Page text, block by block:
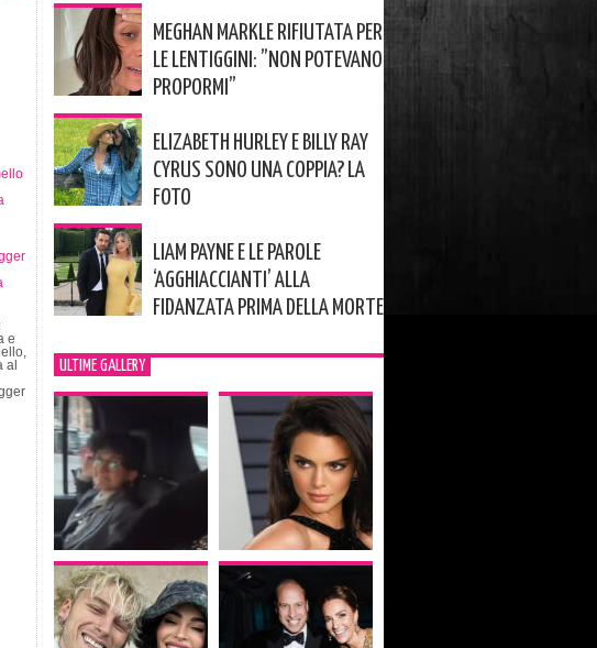
e
al
MEGHAN MARKLE RIFIUTATA PER
LE LENTIGGINI: ”NON POTEVANO
PROPORMI”
ELIZABETH HURLEY E BILLY RAY
CYRUS SONO UNA COPPIA? LA
FOTO
LIAM PAYNE E LE PAROLE
‘AGGHIACCIANTI’ ALLA
FIDANZATA PRIMA DELLA MORTE
ULTIME GALLERY